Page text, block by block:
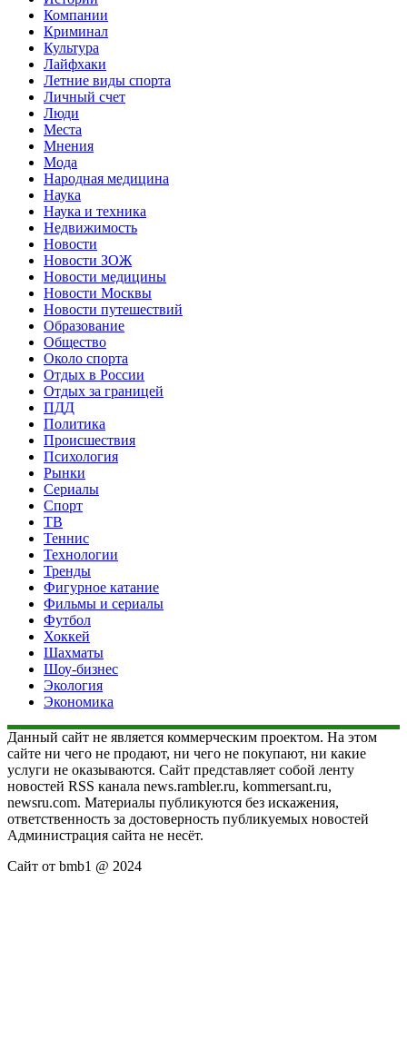
Компании
Криминал
Культура
Лайфхаки
Летние виды спорта
Личный счет
Люди
Места
Мнения
Мода
Народная медицина
Наука
Наука и техника
Недвижимость
Новости
Новости ЗОЖ
Новости медицины
Новости Москвы
Новости путешествий
Образование
Общество
Около спорта
Отдых в России
Отдых за границей
ПДД
Политика
Происшествия
Психология
Рынки
Сериалы
Спорт
ТВ
Теннис
Технологии
Тренды
Фигурное катание
Фильмы и сериалы
Футбол
Хоккей
Шахматы
Шоу-бизнес
Экология
Экономика
Данный сайт не является коммерческим проектом. На этом
сайте ни чего не продают, ни чего не покупают, ни какие
услуги не оказываются. Сайт представляет собой ленту
новостей RSS канала news.rambler.ru, kommersant.ru,
newsru.com. Материалы публикуются без искажения,
ответственность за достоверность публикуемых новостей
Администрация сайта не несёт.
Сайт от bmb1 @ 2024